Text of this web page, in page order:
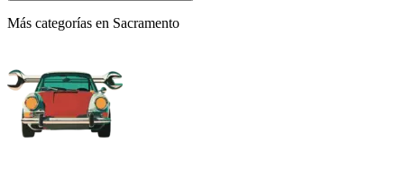
Más categorías en Sacramento